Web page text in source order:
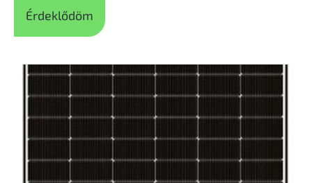
Érdeklődöm